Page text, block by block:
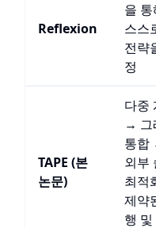
Reflexion
을 통
스스
전략
정
TAPE (본
논문)
다중
→ 그
통합
외부
최적
제약
행 및